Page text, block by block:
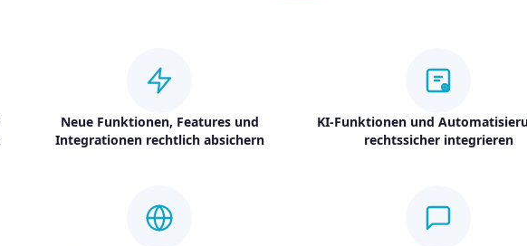
Neue Funktionen, Features und
Integrationen rechtlich absichern
KI-Funktionen und
rechtssicher integrieren